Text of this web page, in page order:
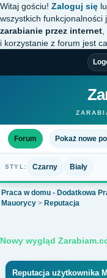
Witaj gościu! Zaloguj się
wszystkich
zarabianie przez internet
i korzystanie z forum jest
Forum Pokaż nowe
STYL: Czarny Biały
Praca w domu - Dodatkowa
Mauorycy > Reputacja
Nowy wygląd
Reputacja użytkownika